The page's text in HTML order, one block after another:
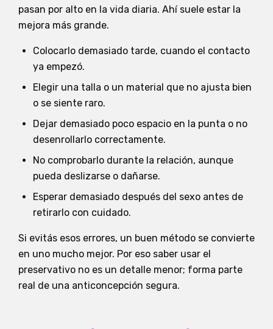
pasan por alto en la vida diaria. Ahí suele estar la
mejora más grande.
Colocarlo demasiado tarde, cuando el contacto
ya empezó.
Elegir una talla o un material que no ajusta bien
o se siente raro.
Dejar demasiado poco espacio en la punta o no
desenrollarlo correctamente.
No comprobarlo durante la relación, aunque
pueda deslizarse o dañarse.
Esperar demasiado después del sexo antes de
retirarlo con cuidado.
Si evitás esos errores, un buen método se convierte
en uno mucho mejor. Por eso saber usar el
preservativo no es un detalle menor; forma parte
real de una anticoncepción segura.